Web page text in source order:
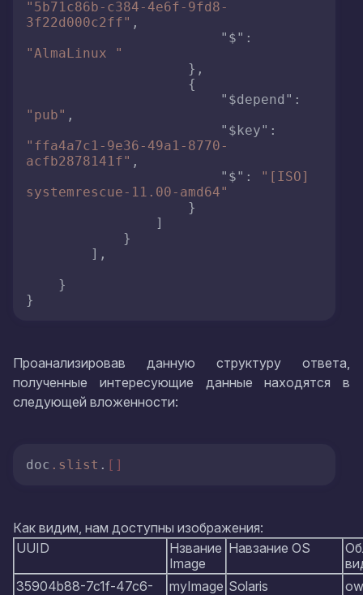
"5b71c86b-c384-4e6f-9fd8-
3f22d000c2ff" ,
"$" :
"AlmaLinux "
} ,
{
"$depend" :
"pub" ,
"$key" :
"ffa4a7c1-9e36-49a1-8770-
acfb2878141f" ,
"$" :
"[ISO]
systemrescue-11.00-amd64"
}
]
}
] ,
}
}
Проанализировав данную структуру ответа,
полученные интересующие данные находятся в
следующей вложенности:
doc .slist . []
Как видим, нам доступны изображения:
UUID
Нзвание
Image
Навзание OS
35904b88-7c1f-47c6-
myImage Solaris